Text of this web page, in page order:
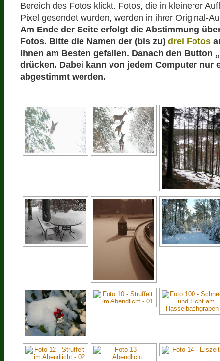
Bereich des Fotos klickt. Fotos, die in kleinerer
Pixel gesendet wurden, werden in ihrer Original-
Am Ende der Seite erfolgt die Abstimmung
Fotos. Bitte die Namen der (bis zu) drei Fotos
Ihnen am Besten gefallen. Danach den Button
drücken. Dabei kann von jedem Computer nur
abgestimmt werden.